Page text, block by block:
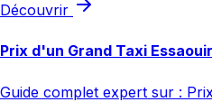
Découvrir
Prix d'un Grand Taxi
Guide complet expert sur :